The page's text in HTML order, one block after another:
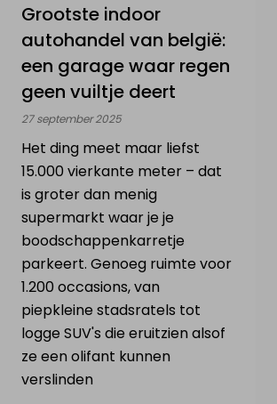
Grootste indoor
autohandel van belgië:
een garage waar regen
geen vuiltje deert
27 september 2025
Het ding meet maar liefst
15.000 vierkante meter – dat
is groter dan menig
supermarkt waar je je
boodschappenkarretje
parkeert. Genoeg ruimte voor
1.200 occasions, van
piepkleine stadsratels tot
logge SUV's die eruitzien alsof
ze een olifant kunnen
verslinden